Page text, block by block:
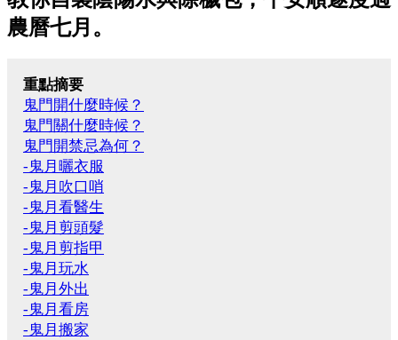
農曆七月。
重點摘要
鬼門開什麼時候？
鬼門關什麼時候？
鬼門開禁忌為何？
-鬼月曬衣服
-鬼月吹口哨
-鬼月看醫生
-鬼月剪頭髮
-鬼月剪指甲
-鬼月玩水
-鬼月外出
-鬼月看房
-鬼月搬家